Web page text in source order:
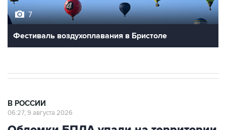
Фестиваль воздухоплавания в Бристоле
Обломки БПЛА упали на территории
двух предприятий в Новороссийске